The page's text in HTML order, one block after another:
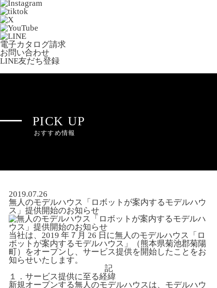
電子カタログ請求
お問い合わせ
LINE友だち登録
PICK UP
おすすめ情報
2019.07.26
無人のモデルハウス「ロボットが案内するモデルハウ
ス」提供開始のお知らせ
当社は、2019 年７月 26 日に無人のモデルハウス「ロ
ボットが案内するモデルハウス」（熊本県菊池郡菊陽
町）をオープンし、サービス提供を開始したことをお
知らせいたします。
記
１．サービス提供に至る経緯
新規オープンする無人のモデルハウスは、モデルハウ